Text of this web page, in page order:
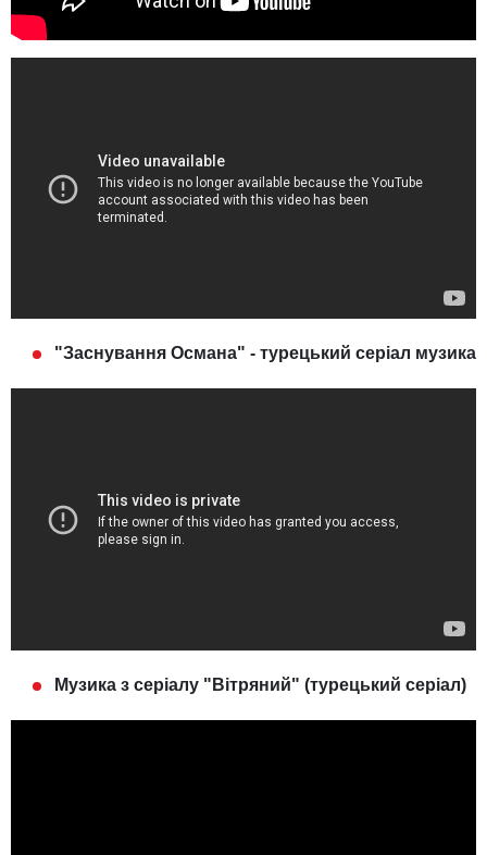
"Заснування Османа" - турецький серіал музика
Музика з серіалу "Вітряний" (турецький серіал)